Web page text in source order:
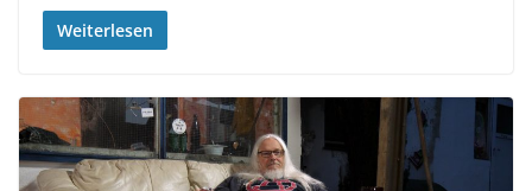
Weiterlesen